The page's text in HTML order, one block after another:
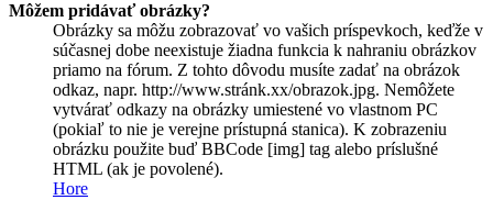
Môžem pridávať obrázky?
Obrázky sa môžu zobrazovať vo vašich príspevkoch, keďže v
súčasnej dobe neexistuje žiadna funkcia k nahraniu obrázkov
priamo na fórum. Z tohto dôvodu musíte zadať na obrázok
odkaz, napr. http://www.stránk.xx/obrazok.jpg. Nemôžete
vytvárať odkazy na obrázky umiestené vo vlastnom PC
(pokiaľ to nie je verejne prístupná stanica). K zobrazeniu
obrázku použite buď BBCode [img] tag alebo príslušné
HTML (ak je povolené).
Hore